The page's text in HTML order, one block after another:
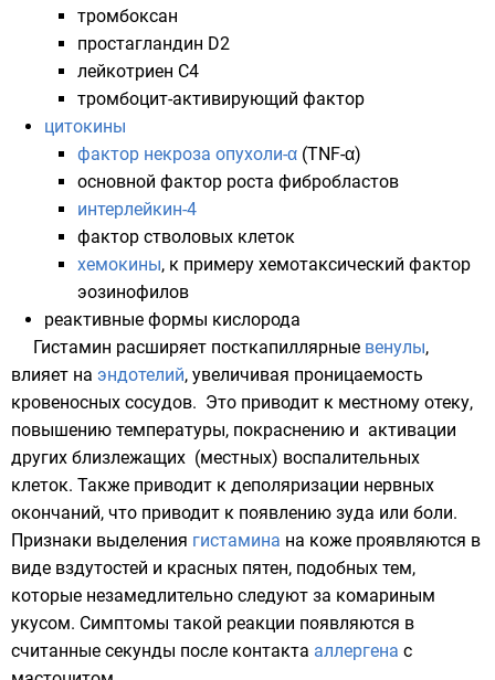
тромбоксан
простагландин D2
лейкотриен С4
тромбоцит-активирующий фактор
цитокины
фактор некроза опухоли-α (TNF-α)
основной фактор роста фибробластов
интерлейкин-4
фактор стволовых клеток
хемокины, к примеру хемотаксический фактор
эозинофилов
реактивные формы кислорода
Гистамин расширяет посткапиллярные венулы,
влияет на эндотелий, увеличивая проницаемость
кровеносных сосудов. Это приводит к местному отеку,
повышению температуры, покраснению и активации
других близлежащих (местных) воспалительных
клеток. Также приводит к деполяризации нервных
окончаний, что приводит к появлению зуда или боли.
Признаки выделения гистамина на коже проявляются в
виде вздутостей и красных пятен, подобных тем,
которые незамедлительно следуют за комариным
укусом. Симптомы такой реакции появляются в
считанные секунды после контакта аллергена с